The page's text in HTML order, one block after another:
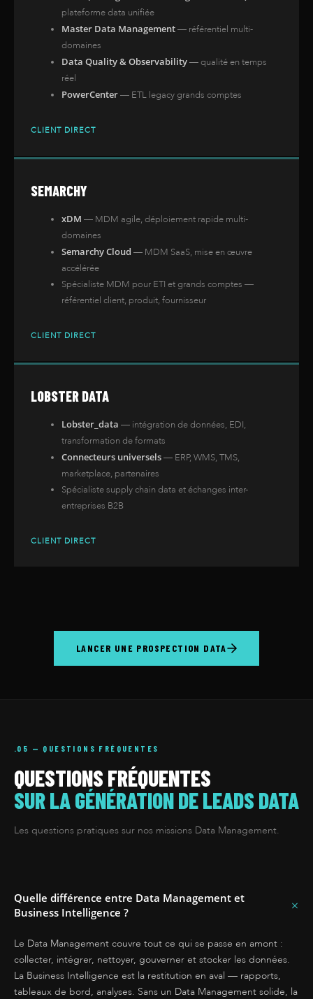
plateforme data unifiée
Master Data Management— référentiel multi-
domaines
Data Quality & Observability— qualité en temps
réel
PowerCenter— ETL legacy grands comptes
CLIENT DIRECT
SEMARCHY
xDM — MDM agile, déploiement rapide multi-
domaines
Semarchy Cloud — MDM SaaS, mise en œuvre
accélérée
Spécialiste MDM pour ETI et grands comptes —
référentiel client, produit, fournisseur
CLIENT DIRECT
LOBSTER DATA
Lobster_data — intégration de données, EDI,
transformation de formats
Connecteurs universels— ERP, WMS, TMS,
marketplace, partenaires
Spécialiste supply chain data et échanges inter-
entreprises B2B
CLIENT DIRECT
LANCER UNE PROSPECTION DATA
.05 — QUESTIONS FRÉQUENTES
QUESTIONS FRÉQUENTES
SUR LA GÉNÉRATION DE LEADS DATA
Les questions pratiques sur nos missions Data Management.
Quelle différence entre Data Management et
Business Intelligence ?
+
Le Data Management couvre tout ce qui se passe en amont :
collecter, intégrer, nettoyer, gouverner et stocker les données.
La Business Intelligence est la restitution en aval — rapports,
tableaux de bord, analyses. Sans un Data Management solide, la